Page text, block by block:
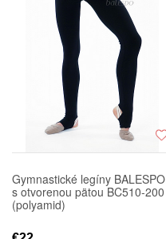
Gymnastické legíny BALESPO
s otvorenou pätou BC510-200
(polyamid)